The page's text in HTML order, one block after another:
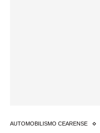
AUTOMOBILISMO CEARENSE